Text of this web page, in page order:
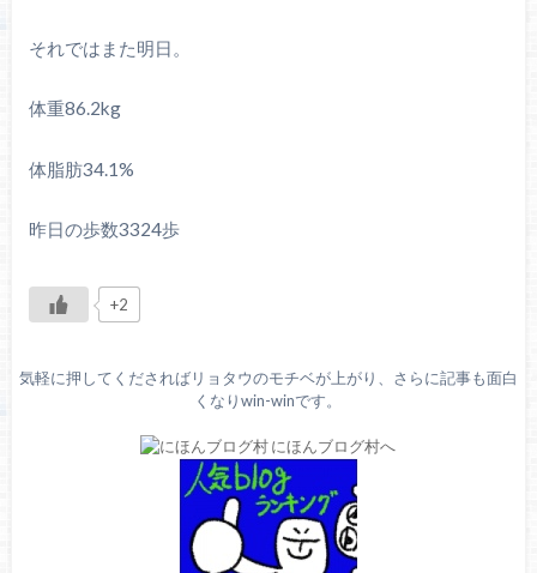
それではまた明日。
体重86.2kg
体脂肪34.1%
昨日の歩数3324歩
+2
気軽に押してくださればリョタウのモチベが上がり、さらに記事も面白
くなりwin-winです。